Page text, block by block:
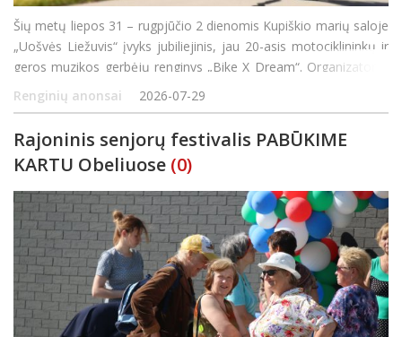
Šių metų liepos 31 – rugpjūčio 2 dienomis Kupiškio marių saloje
„Uošvės Liežuvis“ įvyks jubiliejinis, jau 20-asis motociklininkų ir
geros muzikos gerbėjų renginys „Bike X Dream“. Organizatoriai
žada trankų, pramogų bei adrenalino kupiną savaitgalį,
Renginių anonsai 2026-07-29
Rajoninis senjorų festivalis PABŪKIME
KARTU Obeliuose (0)